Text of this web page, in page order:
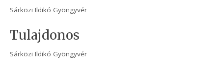
Sárközi Ildikó Gyöngyvér
Tulajdonos
Sárközi Ildikó Gyöngyvér